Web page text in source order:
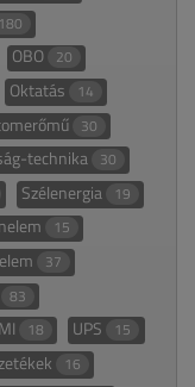
180
OBO 20
Oktatás 14
30
technika 30
Szélenergia 19
15
37
83
18 UPS 15
16